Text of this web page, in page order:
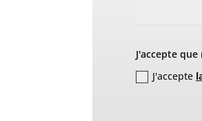
J'accepte
J'accepte